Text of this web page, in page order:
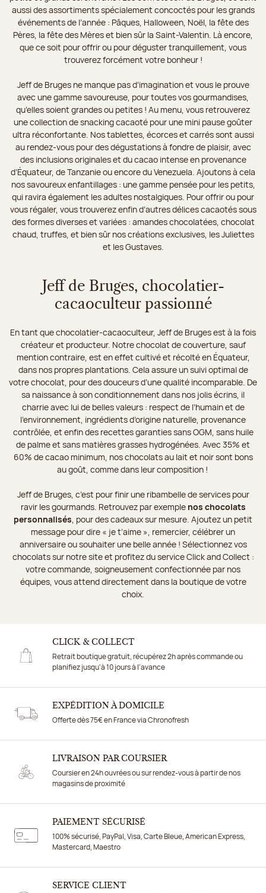
aussi des assortiments spécialement concoctés pour les grands
événements de l’année : Pâques, Halloween, Noël, la fête des
Pères, la fête des Mères et bien sûr la Saint-Valentin. Là encore,
que ce soit pour offrir ou pour déguster tranquillement, vous
trouverez forcément votre bonheur !
Jeff de Bruges ne manque pas d’imagination et vous le prouve
avec une gamme savoureuse, pour toutes vos gourmandises,
qu’elles soient grandes ou petites ! Au menu, vous retrouverez
une collection de snacking cacaoté pour une mini pause goûter
ultra réconfortante. Nos tablettes, écorces et carrés sont aussi
au rendez-vous pour des dégustations à fondre de plaisir, avec
des inclusions originales et du cacao intense en provenance
d’Équateur, de Tanzanie ou encore du Venezuela. Ajoutons à cela
nos savoureux enfantillages : une gamme pensée pour les petits,
qui ravira également les adultes nostalgiques. Pour offrir ou pour
vous régaler, vous trouverez enfin d’autres délices cacaotés sous
des formes diverses et variées : amandes chocolatées, chocolat
chaud, truffes, et bien sûr nos créations exclusives, les Juliettes
et les Gustaves.
Jeff de Bruges, chocolatier-
cacaoculteur passionné
En tant que chocolatier-cacaoculteur, Jeff de Bruges est à la fois
créateur et producteur. Notre chocolat de couverture, sauf
mention contraire, est en effet cultivé et récolté en Équateur,
dans nos propres plantations. Cela assure un suivi optimal de
votre chocolat, pour des douceurs d’une qualité incomparable. De
sa naissance à son conditionnement dans nos jolis écrins, il
charrie avec lui de belles valeurs : respect de l’humain et de
l’environnement, ingrédients d’origine naturelle, provenance
contrôlée, et enfin des recettes garanties sans OGM, sans huile
de palme et sans matières grasses hydrogénées. Avec 35% et
60% de cacao minimum, nos chocolats au lait et noir sont bons
au goût, comme dans leur composition !
Jeff de Bruges, c’est pour finir une ribambelle de services pour
ravir les gourmands. Retrouvez par exemple nos chocolats
personnalisés , pour des cadeaux sur mesure. Ajoutez un petit
message pour dire « je t’aime », remercier, célébrer un
anniversaire ou souhaiter une belle année ! Sélectionnez vos
chocolats sur notre site et profitez du service Click and Collect :
votre commande, soigneusement confectionnée par nos
équipes, vous attend directement dans la boutique de votre
choix.
CLICK & COLLECT
Retrait boutique gratuit, récupérez 2h après commande ou
planifiez jusqu'à 10 jours à l'avance
EXPÉDITION À DOMICILE
Offerte dès 75€ en France via Chronofresh
LIVRAISON PAR COURSIER
Coursier en 24h ouvrées ou sur rendez-vous à partir de nos
magasins de proximité
PAIEMENT SÉCURISÉ
100% sécurisé, PayPal, Visa, Carte Bleue, American Express,
Mastercard, Maestro
SERVICE CLIENT